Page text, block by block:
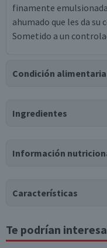
finamente
ahumado que les da
Sometido a un
Condición alimentaria
Ingredientes
sodio, glutamato
Trazasdeleche,
Información
Tabla nutricional
Características
Tipo de Producto
Te podrían